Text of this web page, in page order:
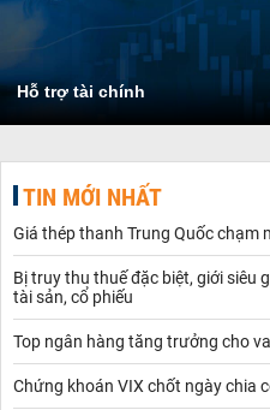
Hỗ trợ tài chính
TIN MỚI NHẤT
Giá thép thanh Trung Quốc
Bị truy thu thuế đặc biệt, giới siêu
tài sản, cổ phiếu
Top ngân hàng tăng trưởng cho
Chứng khoán VIX chốt ngày chia